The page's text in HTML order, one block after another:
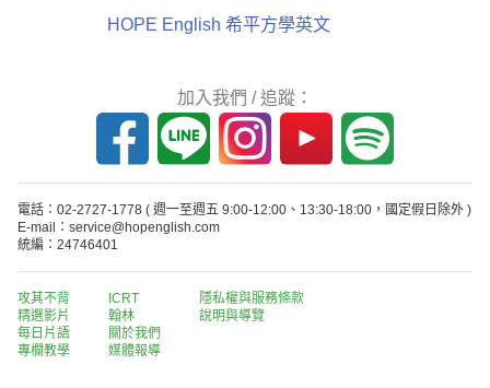
HOPE English 希平方學英文
加入我們 / 追蹤：
電話：02-2727-1778 ( 週一至週五 9:00-12:00、13:30-18:00，國定假日除外 )
E-mail：service@hopenglish.com
統編：24746401
攻其不背
精選影片
每日片語
專欄教學
ICRT
翰林
關於我們
媒體報導
隱私權與服務條款
說明與導覽